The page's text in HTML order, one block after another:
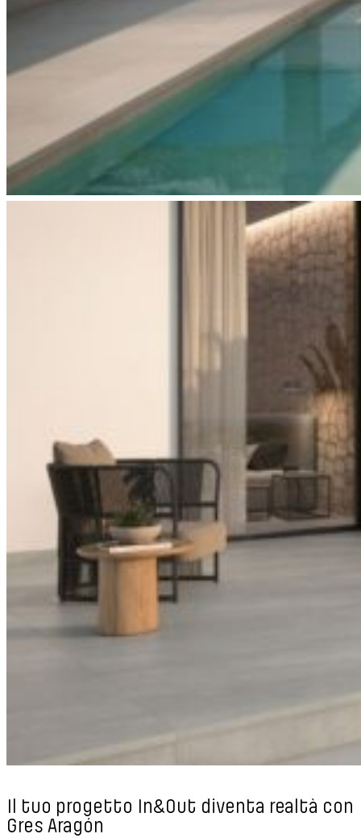
Il tuo progetto In&Out diventa realtà con
Gres Aragón